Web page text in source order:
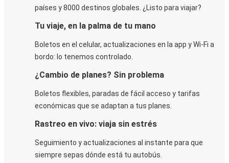
países y 8000 destinos globales. ¿Listo para viajar?
Tu viaje, en la palma de tu mano
Boletos en el celular, actualizaciones en la app y Wi-Fi a
bordo: lo tenemos controlado.
¿Cambio de planes? Sin problema
Boletos flexibles, paradas de fácil acceso y tarifas
económicas que se adaptan a tus planes.
Rastreo en vivo: viaja sin estrés
Seguimiento y actualizaciones al instante para que
siempre sepas dónde está tu autobús.